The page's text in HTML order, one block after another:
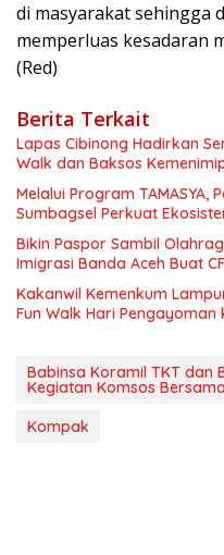
di masyarakat sehingga
memperluas kesadaran
(Red)
Berita Terkait
Lapas Cibinong Hadirkan
Walk dan Baksos
Melalui Program TAMASYA,
Sumbagsel Perkuat
Bikin Paspor Sambil
Imigrasi Banda Aceh Buat
Kakanwil Kemenkum
Fun Walk Hari Pengayoman
Babinsa Koramil TKT dan
Kegiatan Komsos
Kompak